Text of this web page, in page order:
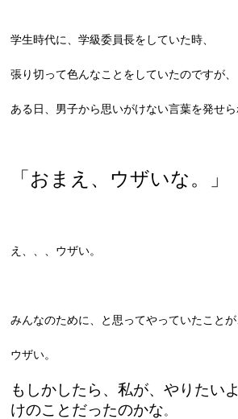
学生時代に、学級委員長をしていた時、
張り切って色んなことをしていたのですが、
ある日、男子から思いがけない言葉を発せら
「おまえ、ウザいな。」
え、、、ウザい。
みんなのために、と思ってやっていたことが
ウザい。
もしかしたら、私が、やりたい
けのことだったのかな。